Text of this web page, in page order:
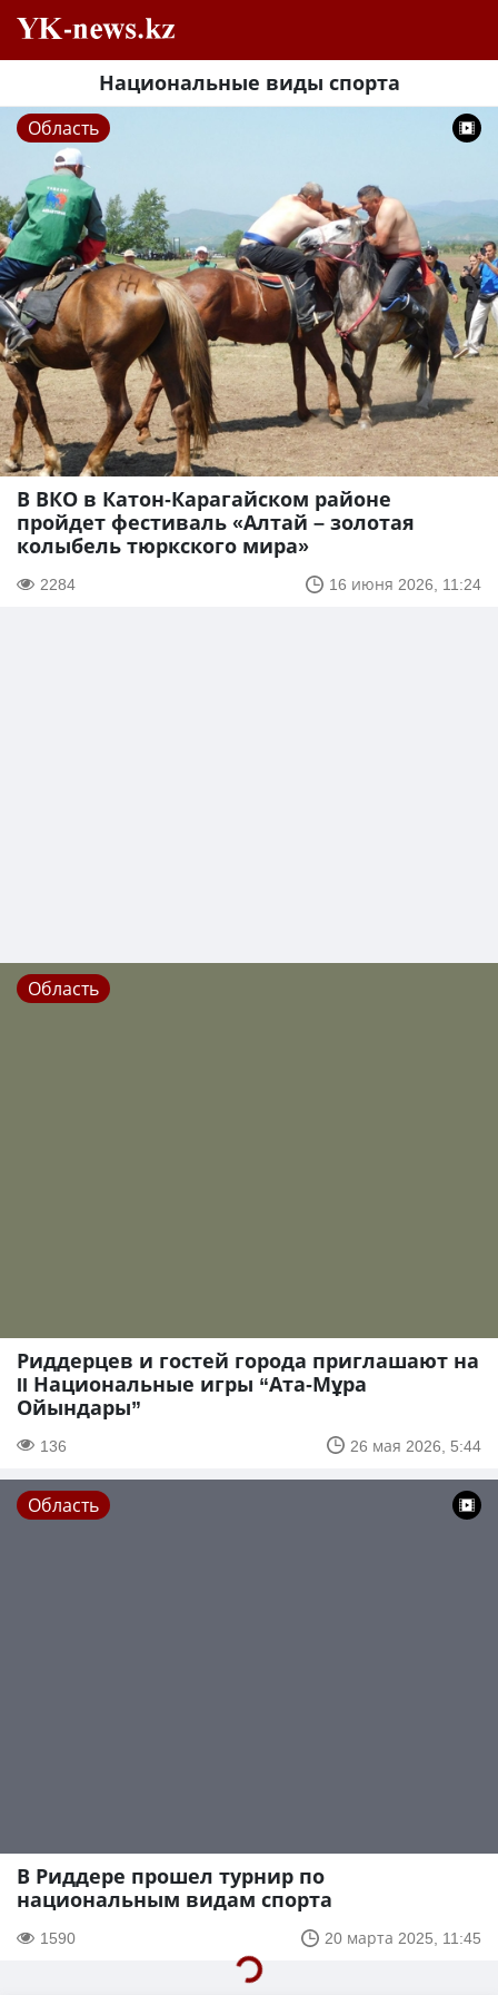
Национальные виды спорта
Область
В ВКО в Катон-Карагайском районе
пройдет фестиваль «Алтай – золотая
колыбель тюркского мира»
2284 16 июня 2026, 11:24
Область
Риддерцев и гостей города приглашают на
II Национальные игры “Ата-Мұра
Ойындары”
136 26 мая 2026, 5:44
Область
В Риддере прошел турнир по
национальным видам спорта
1590 20 марта 2025, 11:45